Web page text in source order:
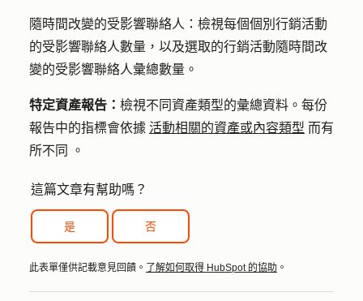
隨時間改變的受影響聯絡人： 檢視每個個別行銷活動
的受影響聯絡人數量，以及選取的行銷活動隨時間改
變的受影響聯絡人彙總數量。
特定資產報告： 檢視不同資產類型的彙總資料。 每份
報告中的指標會依據 活動相關的資產或內容類型 而有
所不同
。
這篇文章有幫助嗎？
是 否
此表單僅供記載意見回饋。 了解如何取得 HubSpot 的協助 。